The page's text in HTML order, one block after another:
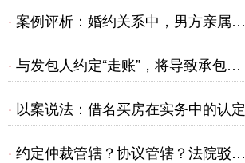
定
· 案例评析：婚约关系中，男方亲属给
女方的转账并不一定系借款
· 与发包人约定“走账”，将导致承包人
建设工程价款优先受偿权的丧失——
· 以案说法：借名买房在实务中的认定
· 约定仲裁管辖？协议管辖？法院驳回